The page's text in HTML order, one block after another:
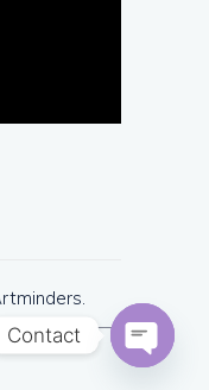
Instagram
Contact